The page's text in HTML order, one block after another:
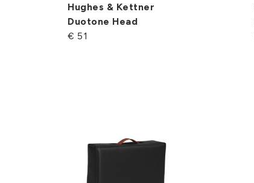
Hughes & Kettner
Duotone Head
€ 51